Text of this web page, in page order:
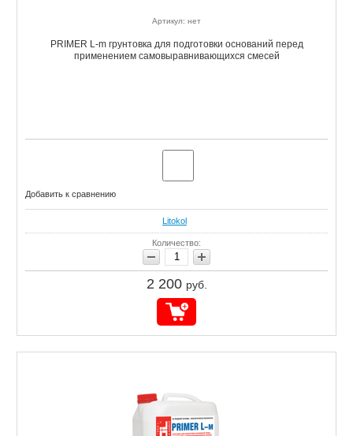
Артикул: нет
PRIMER L-m грунтовка для подготовки оснований перед
применением самовыравнивающихся смесей
Добавить к сравнению
Litokol
Количество:
2 200 руб.